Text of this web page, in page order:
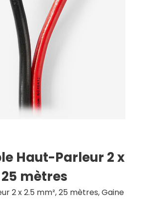
Haut-Parleur 2 x
mètres
2 x 2.5 mm², 25 mètres, Gaine